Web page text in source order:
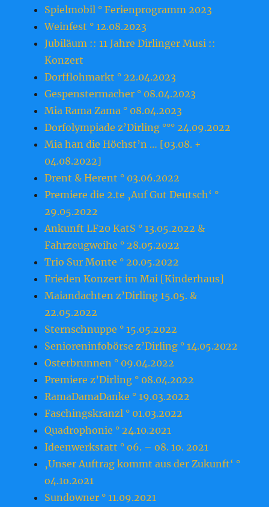
Spielmobil ° Ferienprogramm 2023
Weinfest ° 12.08.2023
Jubiläum :: 11 Jahre Dirlinger Musi ::
Konzert
Dorfflohmarkt ° 22.04.2023
Gespenstermacher ° 08.04.2023
Mia Rama Zama ° 08.04.2023
Dorfolympiade z’Dirling °°° 24.09.2022
Mia han die Höchst’n … [03.08. +
04.08.2022]
Drent & Herent ° 03.06.2022
Premiere die 2.te ‚Auf Gut Deutsch‘ °
29.05.2022
Ankunft LF20 KatS ° 13.05.2022 &
Fahrzeugweihe ° 28.05.2022
Trio Sur Monte ° 20.05.2022
Frieden Konzert im Mai [Kinderhaus]
Maiandachten z’Dirling 15.05. &
22.05.2022
Sternschnuppe ° 15.05.2022
Senioreninfobörse z’Dirling ° 14.05.2022
Osterbrunnen ° 09.04.2022
Premiere z’Dirling ° 08.04.2022
RamaDamaDanke ° 19.03.2022
Faschingskranzl ° 01.03.2022
Quadrophonie ° 24.10.2021
Ideenwerkstatt ° o6. – o8. 1o. 2o21
‚Unser Auftrag kommt aus der Zukunft‘ °
o4.1o.2o21
Sundowner ° 11.09.2021